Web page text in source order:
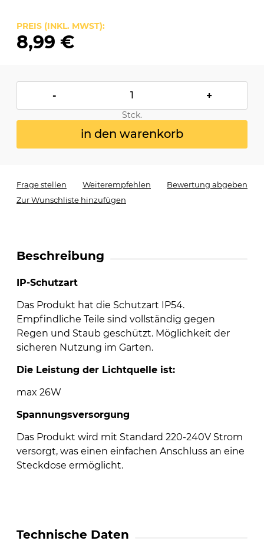
PREIS (INKL. MWST):
8,99 €
- +
Stck.
in den warenkorb
Frage stellen Weiterempfehlen
Bewertung abgeben
Zur Wunschliste hinzufügen
Beschreibung
IP-Schutzart
Das Produkt hat die Schutzart IP54.
Empfindliche Teile sind vollständig gegen
Regen und Staub geschützt. Möglichkeit der
sicheren Nutzung im Garten.
Die Leistung der Lichtquelle ist:
max 26W
Spannungsversorgung
Das Produkt wird mit Standard 220-240V Strom
versorgt, was einen einfachen Anschluss an eine
Steckdose ermöglicht.
Technische Daten